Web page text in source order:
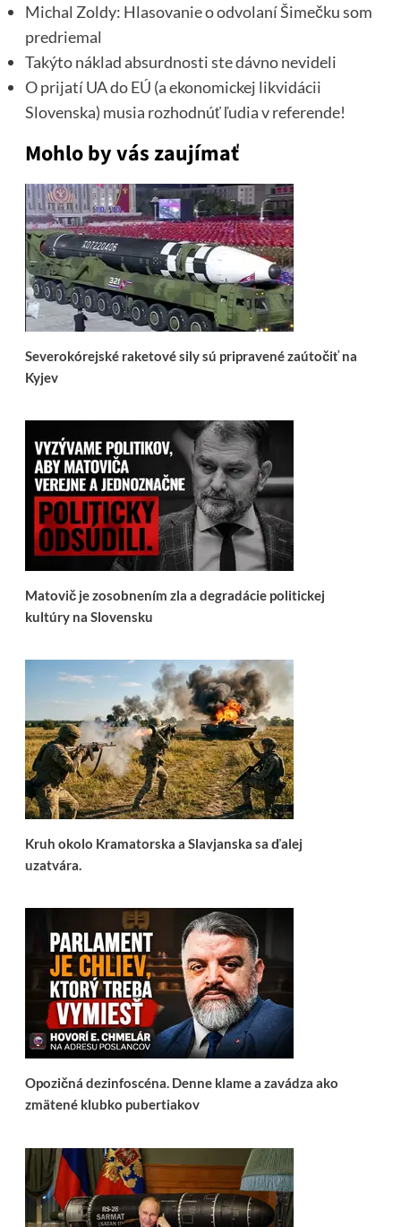
Michal Zoldy: Hlasovanie o odvolaní Šimečku som
predriemal
Takýto náklad absurdnosti ste dávno nevideli
O prijatí UA do EÚ (a ekonomickej likvidácii
Slovenska) musia rozhodnúť ľudia v referende!
Mohlo by vás zaujímať
Severokórejské raketové sily sú pripravené zaútočiť na
Kyjev
Matovič je zosobnením zla a degradácie politickej
kultúry na Slovensku
Kruh okolo Kramatorska a Slavjanska sa ďalej
uzatvára.
Opozičná dezinfoscéna. Denne klame a zavádza ako
zmätené klubko pubertiakov